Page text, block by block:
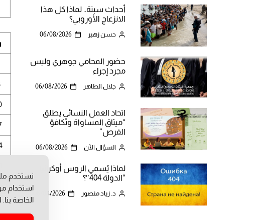
أحداث سبتة.. لماذا كل هذا
الانزعاج الأوروبي؟
حسن زهير 06/08/2026
حضور المحامي جوهري وليس
مجرد إجراء
جلال الطاهر 06/08/2026
اتحاد العمل النسائي يطلق
“ميثاق المساواة وتكافؤ
الفرص”
السؤال الآن 06/08/2026
لماذا يُسمي الروس أوكرانيا
“الدولة 404″؟
د. زياد منصور 06/08/2026
«
نستخدم
استخدام
الخاصة